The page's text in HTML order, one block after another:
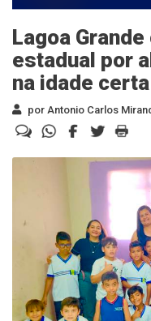
Lagoa
estadual por
na idade certa
por Antonio Carlos